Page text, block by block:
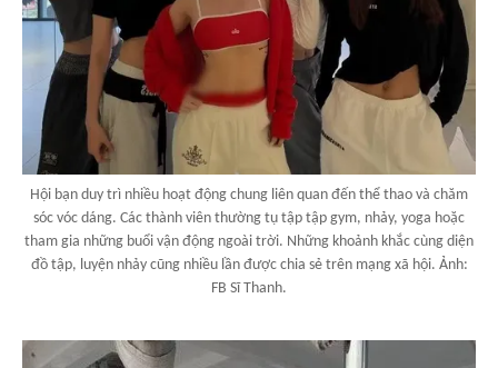
Hội bạn duy trì nhiều hoạt động chung liên quan đến thể thao và chăm
sóc vóc dáng. Các thành viên thường tụ tập tập gym, nhảy, yoga hoặc
tham gia những buổi vận động ngoài trời. Những khoảnh khắc cùng diện
đồ tập, luyện nhảy cũng nhiều lần được chia sẻ trên mạng xã hội. Ảnh:
FB Sĩ Thanh.